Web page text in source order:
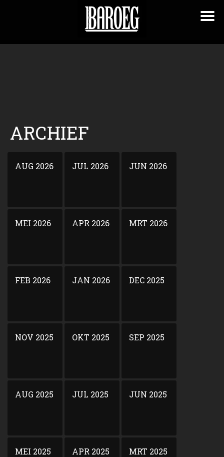
ARCHIEF
AUG 2026 JUL 2026 JUN 2026
MEI 2026 APR 2026 MRT 2026
FEB 2026 JAN 2026 DEC 2025
NOV 2025 OKT 2025 SEP 2025
AUG 2025 JUL 2025 JUN 2025
MEI 2025 APR 2025 MRT 2025